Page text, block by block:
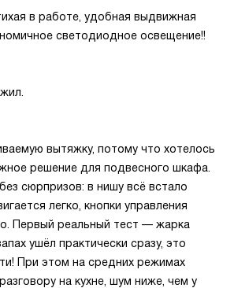
в работе, удобная выдвижная
светодиодное освещение!!
вытяжку, потому что хотелось
решение для подвесного шкафа.
сюрпризов: в нишу всё встало
легко, кнопки управления
Первый реальный тест — жарка
ушёл практически сразу, это
При этом на средних режимах
на кухне, шум ниже, чем у